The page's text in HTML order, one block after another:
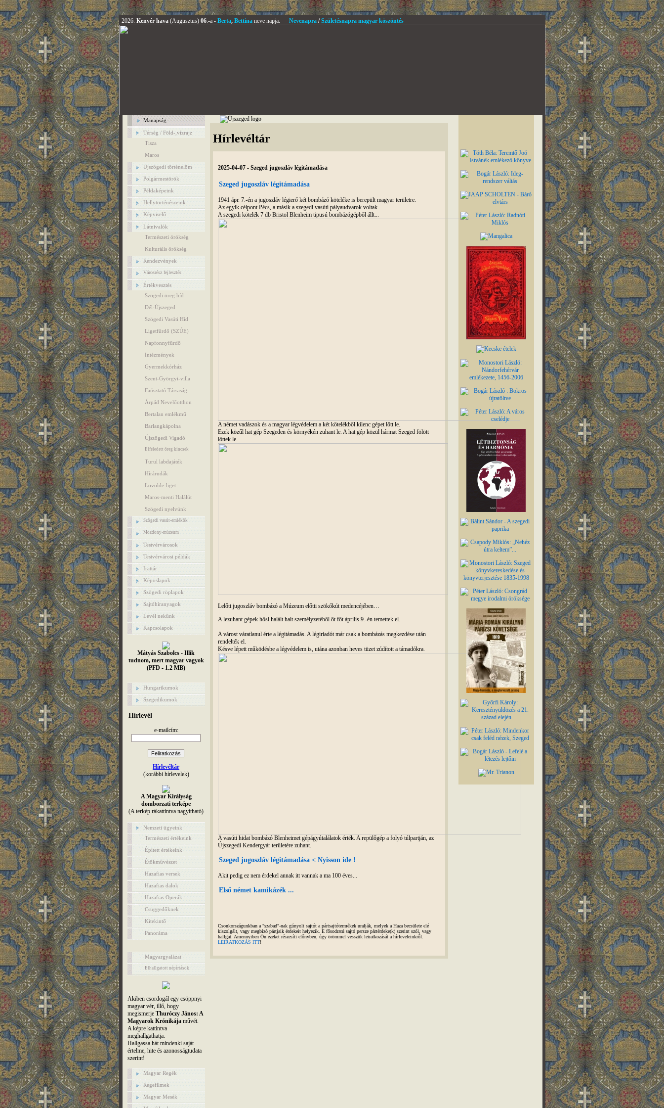
2026. Kenyér hava (Augusztus) 06.-a - Berta, Bettinaneve napja. Nevenapra/Születésnapra magyar köszöntés
Manapság
Térség / Föld-,vízrajz
Tisza
Maros
Ujszögedi történelöm
Polgármestörök
Példaképeink
Hellytörténészeink
Képviselő
Látnivalók
Természeti örökség
Kulturális örökség
Rendezvények
Városrész fejlesztés
Értékvesztés
Szögedi öreg híd
Dél-Újszeged
Szögedi Vasúti Híd
Ligetfürdő (SZÚE)
Napfonnyfürdő
Intézmények
Gyermekkórház
Szent-Györgyi-villa
Faúsztató Társaság
Árpád Nevelőotthon
Bertalan emlékmű
Barlangkápolna
Újszögedi Vigadó
Elfeledett öreg kincsek
Turul labdajáték
Hírárudák
Lövölde-liget
Maros-menti Halálút
Szögedi nyelvünk
Szögedi vasút-emlékök
Mozdony-múzeum
Testvérvárosok
Testvérvárosi példák
Irattár
Képöslapok
Szögedi röplapok
Sajtóhíranyagok
Levél nekünk
Kapcsolapok
Mátyás Szabolcs - Illik
tudnom, mert magyar vagyok
(PFD - 1.2 MB)
Hungarikumok
Szegedikumok
Hírlevél
e-mailcím:
Hírlevéltár
(korábbi hírlevelek)
A Magyar Királyság
domborzati terképe
(A terkép rákattintva nagyítható)
Nemzeti ügyeink
Természeti értékeink
Épített értékeink
Étökművészet
Hazafias versek
Hazafias dalok
Hazafias Operák
Csüggedőknek
Kitekintő
Panoráma
Magyargyalázat
Elhallgatott népírtások
Akiben csordogál egy csöppnyi
magyar vér, illő, hogy
megismerje Thuróczy János: A
Magyarok Krónikájaművét.
A képre kattintva
meghallgathatja.
Hallgassa hát mindenki saját
értelme, hite és azonosságtudata
szerint!
Magyar Regék
Regefilmek
Magyar Mesék
Hírlevéltár
2025-04-07 - Szeged jugoszláv légitámadása
Szeged jugoszláv légitámadása
1941 ápr. 7.-én a jugoszláv légierő két bombázó köteléke is berepült magyar területre.
Az egyik célpont Pécs, a másik a szegedi vasúti pályaudvarok voltak.
A szegedi kötelék 7 db Bristol Blenheim tipusú bombázógépből állt...
A német vadászok és a magyar légvédelem a két kötelékből kilenc gépet lőtt le.
Ezek közűl hat gép Szegeden és környékén zuhant le. A hat gép közül hármat Szeged fölött
lőttek le.
Lelőtt jugoszláv bombázó a Múzeum előtti szökőkút medencéjében…
A lezuhant gépek hősi halált halt személyzetéből öt főt április 9.-én temettek el.
A várost váratlanul érte a légitámadás. A légiriadót már csak a bombázás megkezdése után
rendelték el.
Késve lépett működésbe a légvédelem is, utána azonban heves tüzet zúdított a támadókra.
A vasúti hidat bombázó Blenheimet gépágyútalálatok érték. A repülőgép a folyó túlpartján, az
Újszegedi Kendergyár területére zuhant.
Szeged jugoszláv légitámadása < Nyisson ide !
Akit pedig ez nem érdekel annak itt vannak a ma 100 éves...
Első német kamikázék ...
Csonkországunkban a "szabad"-nak gúnyolt sajtót a pártsajtótermékek uralják, melyek a Haza becsülete elé
kiszolgált, vagy megbízó pártjaik érdekeit helyezik. E fősodratú sajtó persze pártérdeke(k) szerint szól, vagy
hallgat. Amennyiben Ön ezeket részesíti előnyben, úgy örömmel vesszük leiratkozását a hírleveleinkről.
LEIRATKOZÁS ITT!